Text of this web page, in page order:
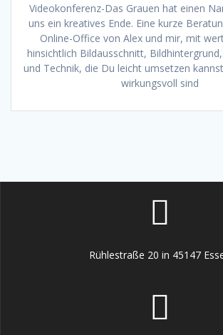
Videokonferenz-Das Grauen hat einen
uns ein kreatives Ende. Eine kurze
Online-Office von Alex und mir, mit
hinsichtlich Bildausschnitt,
und Technik, die Du leicht umsetzen
wirkungsvoll sind
Rühlestraße 20 in 45147